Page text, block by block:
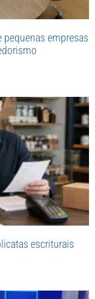
pequenas empresas
escriturais